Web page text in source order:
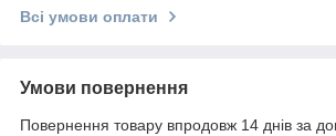
Всі умови оплати
Умови повернення
Повернення товару впродовж 14 днів за